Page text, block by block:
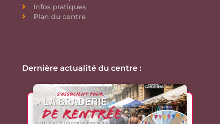
Infos pratiques
Plan du centre
Dernière actualité du centre :